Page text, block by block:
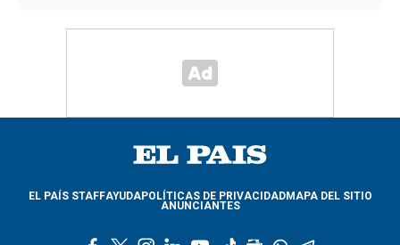
EL PAÍS STAFFAYUDAPOLÍTICAS DE PRIVACIDADMAPA DEL SITIO
ANUNCIANTES